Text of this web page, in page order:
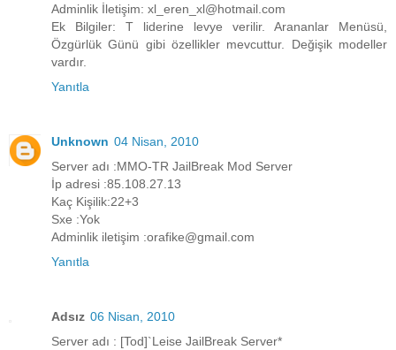
Adminlik İletişim: xl_eren_xl@hotmail.com
Ek Bilgiler: T liderine levye verilir. Arananlar Menüsü,
Özgürlük Günü gibi özellikler mevcuttur. Değişik modeller
vardır.
Yanıtla
Unknown 04 Nisan, 2010
Server adı :MMO-TR JailBreak Mod Server
İp adresi :85.108.27.13
Kaç Kişilik:22+3
Sxe :Yok
Adminlik iletişim :orafike@gmail.com
Yanıtla
Adsız 06 Nisan, 2010
Server adı : [Tod]`Leise JailBreak Server*